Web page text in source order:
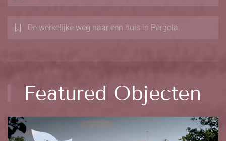
De werkelijke weg naar een huis in Pergola.
Featured Objecten